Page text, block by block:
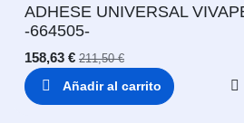
ADHESE UNIVERSAL
-664505-
158,63 € 211,50€
Añadir al carrito